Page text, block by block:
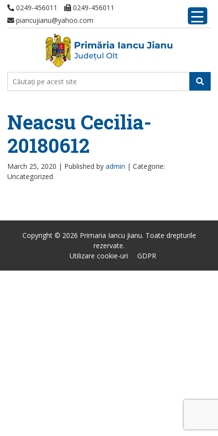
0249-456011
0249-456011
piancujianu@yahoo.com
Neacsu Cecilia-
20180612
March 25, 2020 | Published by admin | Categorie:
Uncategorized
Copyright © 2026 Primaria Iancu Jianu. Toate drepturile
rezervate.
Utilizare cookie-uri
GDPR